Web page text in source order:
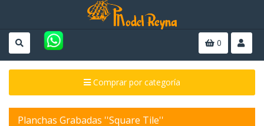
0
Comprar por categoría
Planchas Grabadas ''Square Tile''